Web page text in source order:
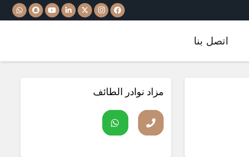
اتصل بنا
مزاد منتهي
مزاد نوادر الطائف